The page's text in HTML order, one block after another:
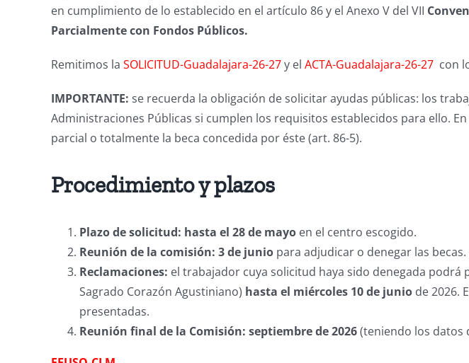
en cumplimiento de lo establecido en el artículo 86 y el Anexo V del VII
Parcialmente con Fondos Públicos.
Remitimos la SOLICITUD-Guadalajara-26-27y el ACTA-Guadalajara-26-27 con
IMPORTANTE: se recuerda la obligación de solicitar ayudas públicas: los
Administraciones Públicas si cumplen los requisitos establecidos para ello.
parcial o totalmente la beca concedida por éste (art. 86-5).
Procedimiento y plazos
Plazo de solicitud: hasta el 28 de mayo en el centro escogido.
Reunión de la comisión: 3 de junio para adjudicar o denegar las becas.
Reclamaciones: el trabajador cuya solicitud haya sido denegada podrá
Sagrado Corazón Agustiniano) hasta el miércoles 10 de juniode 2026.
presentadas.
Reunión final de la Comisión: septiembre de 2026(teniendo los datos